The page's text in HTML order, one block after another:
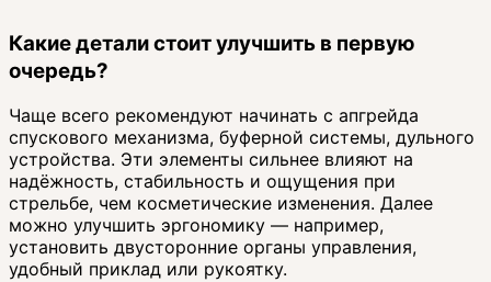
Какие детали стоит улучшить в первую
очередь?
Чаще всего рекомендуют начинать с апгрейда
спускового механизма, буферной системы, дульного
устройства. Эти элементы сильнее влияют на
надёжность, стабильность и ощущения при
стрельбе, чем косметические изменения. Далее
можно улучшить эргономику — например,
установить двусторонние органы управления,
удобный приклад или рукоятку.